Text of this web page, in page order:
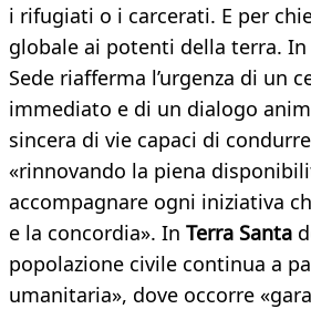
i rifugiati o i carcerati. E per
globale ai potenti della terra. In
Sede riafferma l’urgenza di un
immediato e di un dialogo
sincera di vie capaci di
«rinnovando la piena
accompagnare ogni iniziativa
e la concordia». In Terra Santa
popolazione civile continua a
umanitaria», dove occorre